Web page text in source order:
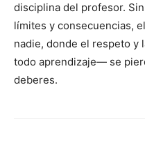
disciplina del profesor.
límites y consecuencias,
nadie, donde el respeto
todo aprendizaje— se
deberes.